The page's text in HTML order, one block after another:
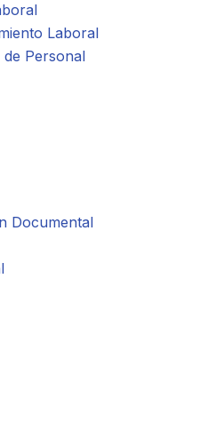
Laboral
Personal
Documental